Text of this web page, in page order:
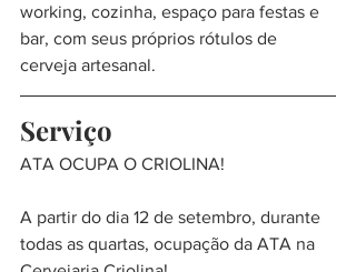
working, cozinha, espaço para festas e
bar, com seus próprios rótulos de
cerveja artesanal.
Serviço
ATA OCUPA O CRIOLINA!
A partir do dia 12 de setembro, durante
todas as quartas, ocupação da ATA na